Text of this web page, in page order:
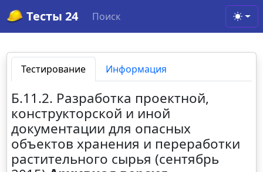
Тесты 24 Поиск
Тестирование Информация
Б.11.2. Разработка проектной,
конструкторской и иной
документации для опасных
объектов хранения и переработки
растительного сырья (сентябрь